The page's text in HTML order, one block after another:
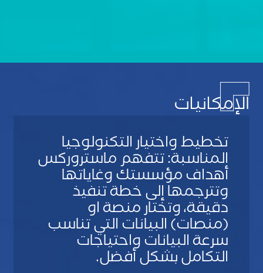
الإمكانيات
تخطيط واختيار التكنولوجيا
المناسبة: تتفهم ماستروركس
أهداف مؤسستك وغاياتها
وتترجمها إلى خطة تنفيذ
دقيقة، وتختار منصة او
(منصات) البيانات التي تناسب
سرعة البيانات واحتياجات
التكامل بشكل أفضل.